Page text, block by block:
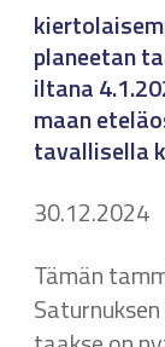
planeetan
iltana
maan
tavallisella
30.12.2024
Tämän